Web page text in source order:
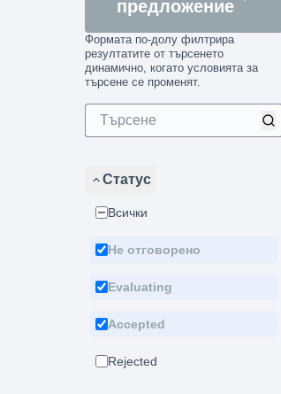
предложение
Формата по-долу филтрира
резултатите от търсенето
динамично, когато условията за
търсене се променят.
Статус
Всички
Не отговорено
Evaluating
Accepted
Rejected